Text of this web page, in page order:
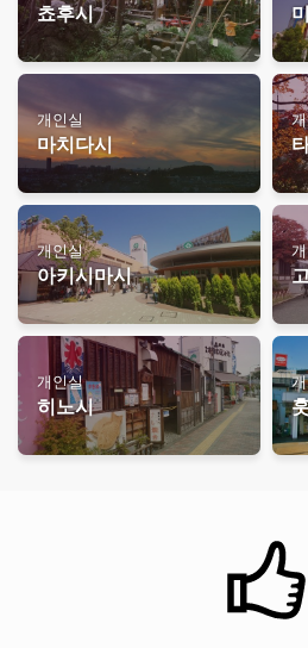
쵸후시
개인실
마치다시
개인실
아키시마시
개인실
히노시